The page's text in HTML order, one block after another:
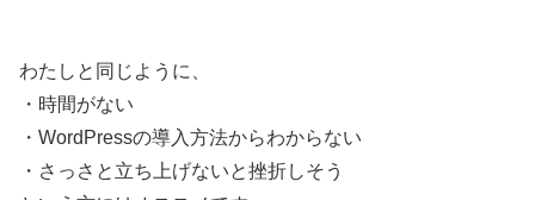
わたしと同じように、
・時間がない
・WordPressの導入方法からわからない
・さっさと立ち上げないと挫折しそう